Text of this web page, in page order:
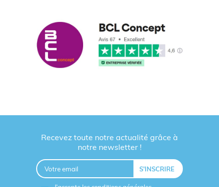
Recevez toute notre actualité grâce à
notre newsletter !